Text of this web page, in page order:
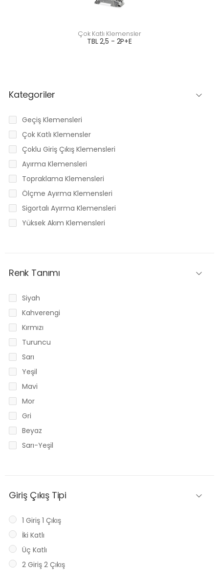
Çok Katlı Klemensler
TBL 2,5 - 2P+E
Kategoriler
Geçiş Klemensleri
Çok Katlı Klemensler
Çoklu Giriş Çıkış Klemensleri
Ayırma Klemensleri
Topraklama Klemensleri
Ölçme Ayırma Klemensleri
Sigortalı Ayırma Klemensleri
Yüksek Akım Klemensleri
Renk Tanımı
Siyah
Kahverengi
Kırmızı
Turuncu
Sarı
Yeşil
Mavi
Mor
Gri
Beyaz
Sarı-Yeşil
Giriş Çıkış Tipi
1 Giriş 1 Çıkış
İki Katlı
Üç Katlı
2 Giriş 2 Çıkış